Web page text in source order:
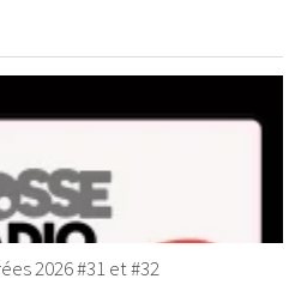
2026 #31 et #32